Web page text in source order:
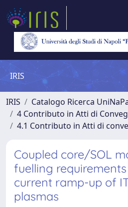
IRIS
IRIS
Catalogo Ricerca
4 Contributo in Atti di
4.1 Contributo in Atti di
Coupled core/SOL
fuelling
current ramp-up of
plasmas